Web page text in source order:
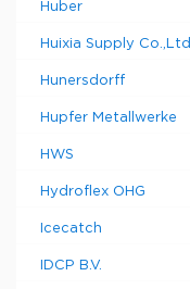
Huber
Huixia Supply Co.,Ltd.
Hunersdorff
Hupfer Metallwerke
HWS
Hydroflex OHG
Icecatch
IDCP B.V.